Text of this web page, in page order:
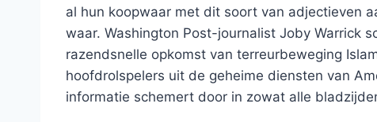
al hun koopwaar met dit soort van adjectieven
waar. Washington Post-journalist Joby Warrick
razendsnelle opkomst van terreurbeweging
hoofdrolspelers uit de geheime diensten van
informatie schemert door in zowat alle